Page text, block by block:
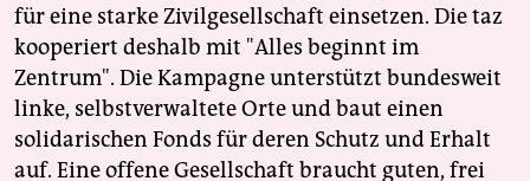
für eine starke Zivilgesellschaft einsetzen. Die taz
kooperiert deshalb mit "Alles beginnt im
Zentrum". Die Kampagne unterstützt bundesweit
linke, selbstverwaltete Orte und baut einen
solidarischen Fonds für deren Schutz und Erhalt
auf. Eine offene Gesellschaft braucht guten, frei